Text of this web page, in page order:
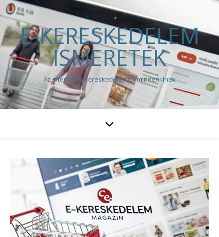
E-KERESKEDELEM
ISMERETEK
Az internetes kereskedelemről mindenkinek